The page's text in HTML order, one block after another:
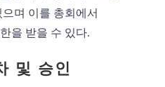
며 이를 총회에서
을 받을 수 있다.
및 승인